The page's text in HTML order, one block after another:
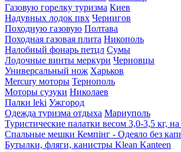
Газовую горелку туризма Киев
Надувных лодок пвх Чернигов
Походную газовую Полтава
Походная газовая плита Никополь
Налобный фонарь петцл Сумы
Лодочные винты меркури Черновцы
Универсальный нож Харьков
Mercury моторы Тернополь
Моторы сузуки Николаев
Палки leki Ужгород
Одежда туризма отдыха Мариуполь
Туристические палатки весом 3,0-3,5 кг, на
Спальные мешки Кемпінг - Одеяло без
Бутылки, фляги, канистры Klean Kanteen